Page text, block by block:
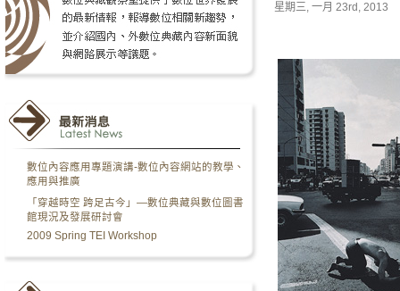
數位內容應用專題演講-數位內容網站的教學、
應用與推廣
「穿越時空 跨足古今」—數位典藏與數位圖書
館現況及發展研討會
2009 Spring TEI Workshop
星期三, 一月 23rd, 2013